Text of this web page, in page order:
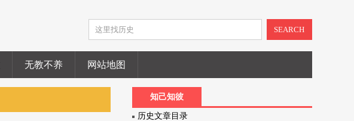
SEARCH
无教不养 网站地图
知己知彼
历史文章目录